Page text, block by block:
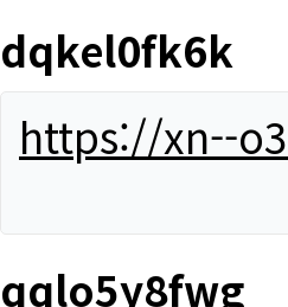
dqkel0fk6k
https://xn--
qqlo5y8fwg